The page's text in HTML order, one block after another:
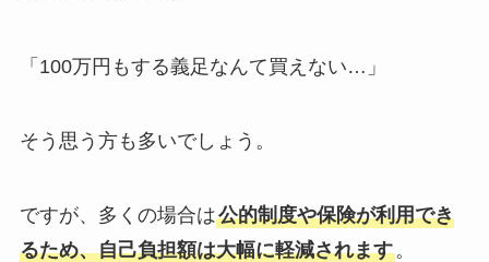
「100万円もする義足なんて買えない…」
そう思う方も多いでしょう。
ですが、多くの場合は公的制度や保険が利用でき
るため、自己負担額は大幅に軽減されます。